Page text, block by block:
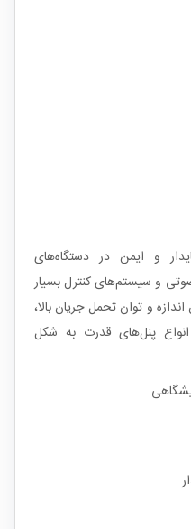
و ایمن در دستگاه‌های
و سیستم‌های کنترل بسیار
و توان تحمل جریان بالا،
پنل‌های قدرت به شکل